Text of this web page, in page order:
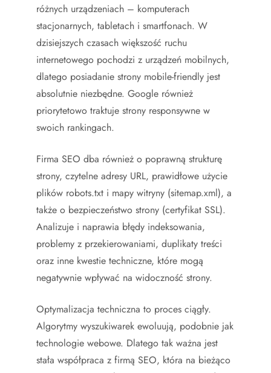
różnych urządzeniach – komputerach
stacjonarnych, tabletach i smartfonach. W
dzisiejszych czasach większość ruchu
internetowego pochodzi z urządzeń mobilnych,
dlatego posiadanie strony mobile-friendly jest
absolutnie niezbędne. Google również
priorytetowo traktuje strony responsywne w
swoich rankingach.
Firma SEO dba również o poprawną strukturę
strony, czytelne adresy URL, prawidłowe użycie
plików robots.txt i mapy witryny (sitemap.xml), a
także o bezpieczeństwo strony (certyfikat SSL).
Analizuje i naprawia błędy indeksowania,
problemy z przekierowaniami, duplikaty treści
oraz inne kwestie techniczne, które mogą
negatywnie wpływać na widoczność strony.
Optymalizacja techniczna to proces ciągły.
Algorytmy wyszukiwarek ewoluują, podobnie jak
technologie webowe. Dlatego tak ważna jest
stała współpraca z firmą SEO, która na bieżąco